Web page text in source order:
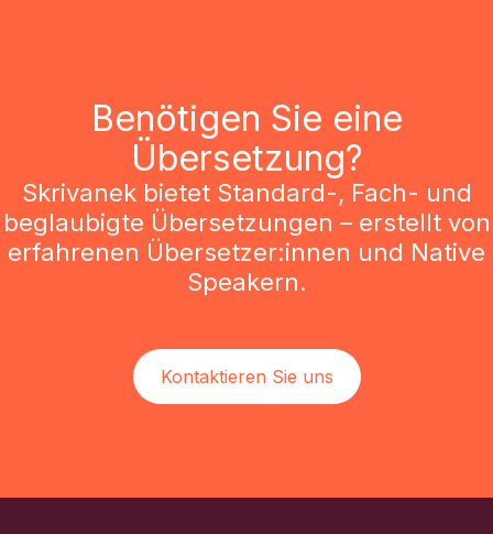
Benötigen Sie eine
Übersetzung?
Skrivanek bietet Standard-, Fach- und
beglaubigte Übersetzungen – erstellt von
erfahrenen Übersetzer:innen und Native
Speakern.
Kontaktieren Sie uns